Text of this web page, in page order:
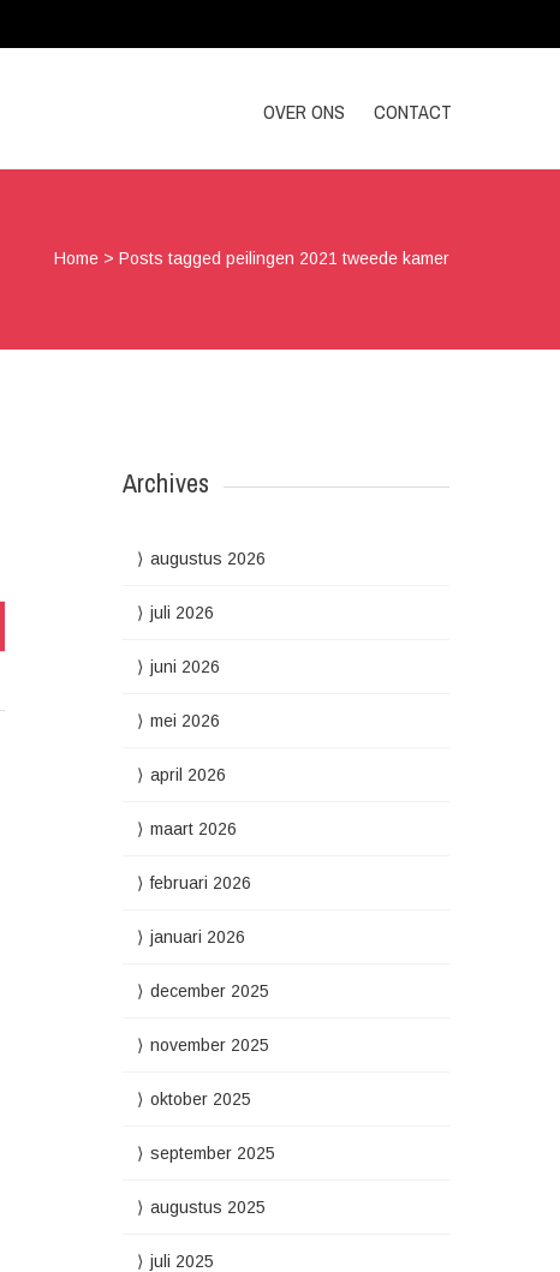
OVER ONS CONTACT
Home >Posts tagged peilingen 2021 tweede kamer
Archives
augustus 2026
juli 2026
juni 2026
mei 2026
april 2026
maart 2026
februari 2026
januari 2026
december 2025
november 2025
oktober 2025
september 2025
augustus 2025
juli 2025